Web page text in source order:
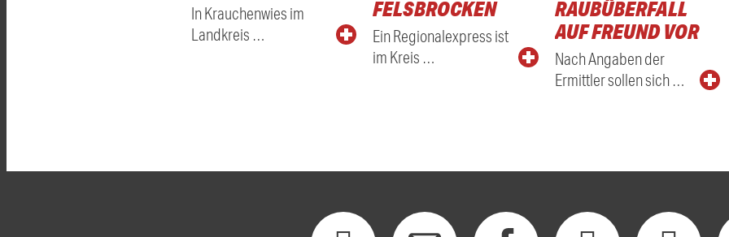
In Krauchenwies im
Landkreis …
FELSBROCKEN
Ein Regionalexpress ist
im Kreis …
RAUBÜBERFALL
AUF FREUND VOR
Nach Angaben der
Ermittler sollen sich …